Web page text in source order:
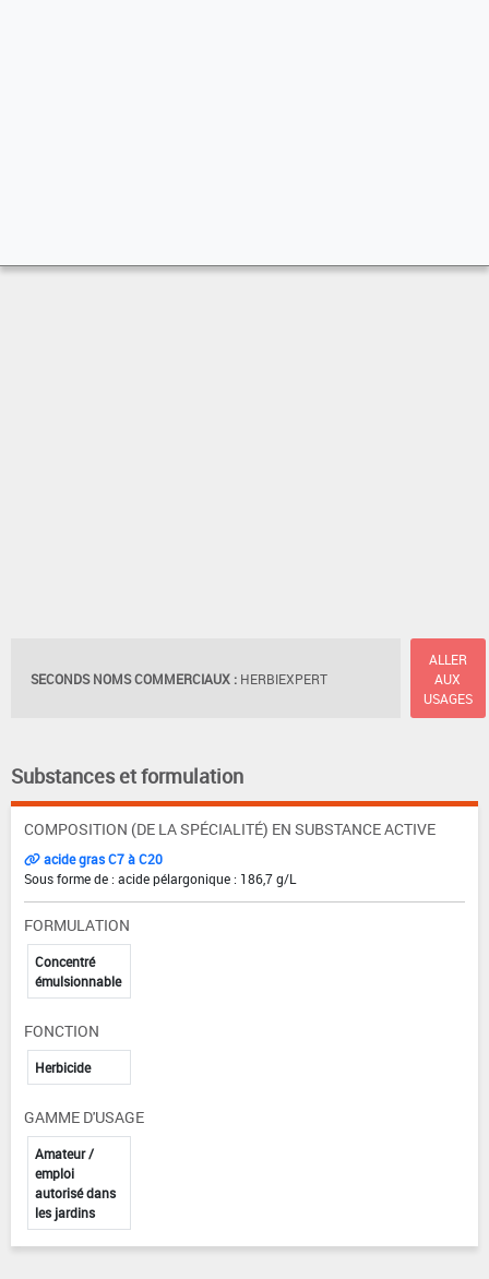
SECONDS NOMS COMMERCIAUX : HERBIEXPERT
ALLER
AUX
USAGES
Substances et formulation
COMPOSITION (DE LA SPÉCIALITÉ) EN SUBSTANCE ACTIVE
acide gras C7 à C20
Sous forme de : acide pélargonique : 186,7 g/L
FORMULATION
Concentré
émulsionnable
FONCTION
Herbicide
GAMME D'USAGE
Amateur /
emploi
autorisé dans
les jardins